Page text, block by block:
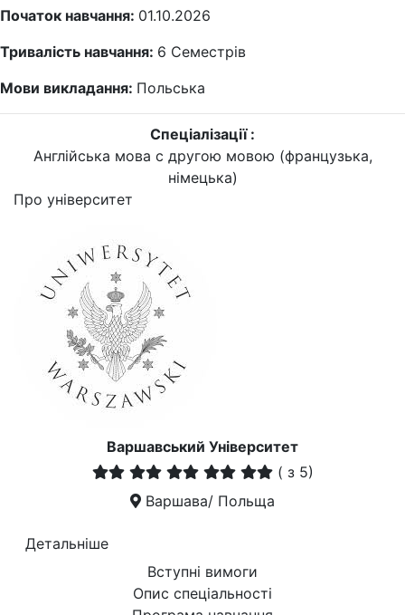
Початок навчання: 01.10.2026
Тривалість навчання: 6 Семестрів
Мови викладання: Польська
Спеціалізації :
Англійська мова c другою мовою (французька,
німецька)
Про університет
Варшавський Університет
( з 5)
Варшава/ Польща
Детальніше
Вступні вимоги
Опис спеціальності